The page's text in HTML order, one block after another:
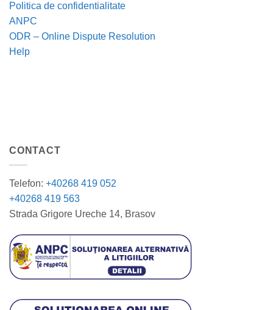
Politica de confidentialitate
ANPC
ODR – Online Dispute Resolution
Help
CONTACT
Telefon: +40268 419 052
+40268 419 563
Strada Grigore Ureche 14, Brasov